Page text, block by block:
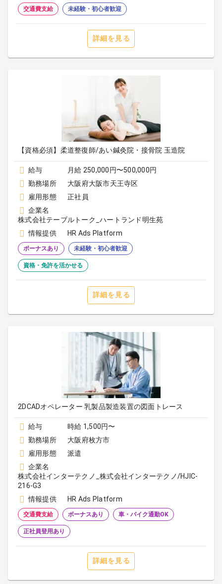
交通費支給 未経験・初心者歓迎
詳細を見る
【資格必須】柔道整復師/あい鍼灸院・接骨院 玉造院
給与
月給 250,000円〜500,000円
勤務場所
大阪府大阪市天王寺区
雇用形態
正社員
企業名
株式会社テーブルトーク_ハートランド明生苑
情報提供
HR Ads Platform
ボーナスあり 未経験・初心者歓迎
資格・免許を活かせる
詳細を見る
2DCADオペレーター 乳製品製造装置の図面トレース
給与
時給 1,500円〜
勤務場所
大阪府枚方市
雇用形態
派遣
企業名
株式会社インターテクノ_株式会社インターテクノ/HJIC-
216-G3
情報提供
HR Ads Platform
交通費支給 ボーナスあり 車・バイク通勤OK
正社員登用あり
詳細を見る